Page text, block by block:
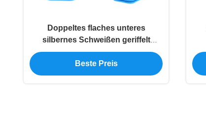
Doppeltes flaches unteres
silbernes Schweißen geriffelt
Hartmetall-Drehdatei-Grat
Beste Preis